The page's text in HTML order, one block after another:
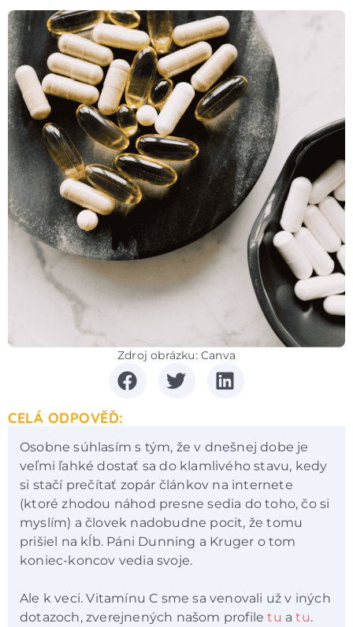
Zdroj obrázku: Canva
CELÁ ODPOVĚĎ:
Osobne súhlasím s tým, že v dnešnej dobe je
veľmi ľahké dostať sa do klamlivého stavu, kedy
si stačí prečítať zopár článkov na internete
(ktoré zhodou náhod presne sedia do toho, čo si
myslím) a človek nadobudne pocit, že tomu
prišiel na kĺb. Páni Dunning a Kruger o tom
koniec-koncov vedia svoje.
Ale k veci. Vitamínu C sme sa venovali už v iných
dotazoch, zverejnených našom profiletu atu.